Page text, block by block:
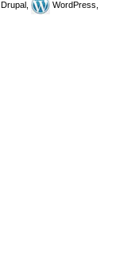
Drupal,
WordPress,